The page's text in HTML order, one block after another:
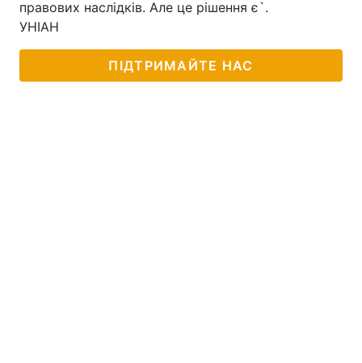
правових наслідків. Але це рішення є`.
УНІАН
ПІДТРИМАЙТЕ НАС